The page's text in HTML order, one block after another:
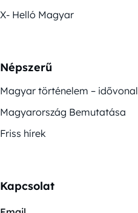
X- Helló Magyar
Népszerű
Magyar történelem – idővonal
Magyarország Bemutatása
Friss hírek
Kapcsolat